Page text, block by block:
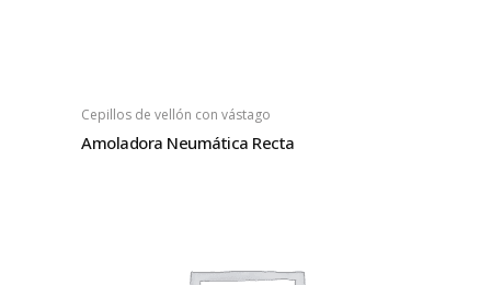
Cepillos de vellón con vástago
Amoladora Neumática Recta